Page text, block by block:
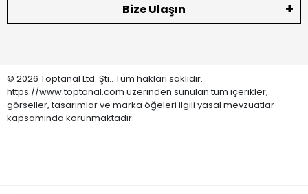
Bize Ulaşın
© 2026 Toptanal Ltd. Şti.. Tüm hakları saklıdır.
https://www.toptanal.com üzerinden sunulan tüm içerikler,
görseller, tasarımlar ve marka öğeleri ilgili yasal mevzuatlar
kapsamında korunmaktadır.